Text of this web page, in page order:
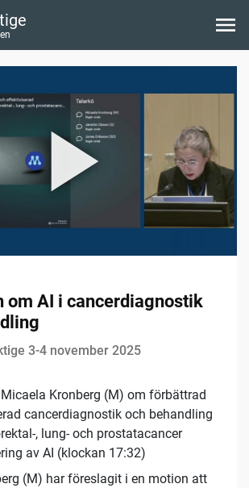
om AI i cancerdiagnostik
3-4 november 2025
Kronberg (M) om förbättrad
cancerdiagnostik och behandling
, lung- och prostatacancer
av AI (klockan 17:32)
(M) har föreslagit i en motion att